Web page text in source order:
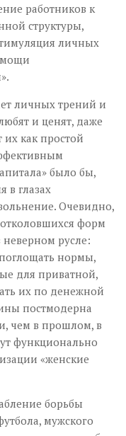
работников к
структуры,
личных
личных трений и
и ценят, даже
их как простой
было бы,
в глазах
Очевидно,
форм
русле:
нормы,
для приватной,
их по денежной
постмодерна
чем в прошлом, в
функционально
«женские
борьбы
мужского